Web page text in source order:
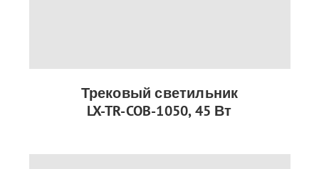
Трековый светильник
LX-TR-COB-1050, 45 Вт